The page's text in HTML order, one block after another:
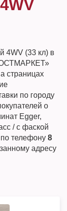
4WV (33 кл) в
страницах
по городу
о
Egger,
/ с фаской
телефону 8
адресу